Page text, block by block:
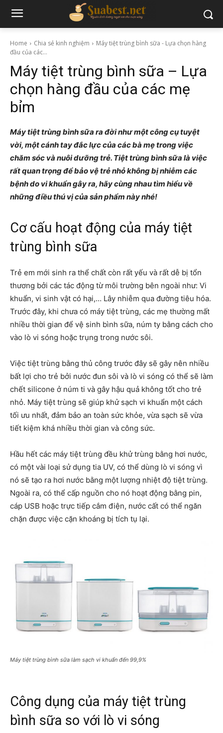
Home Chia sẻ kinh nghiệm
Máy tiệt trùng bình sữa - Lựa chọn hàng
đầu của các...
Máy tiệt trùng bình sữa – Lựa
chọn hàng đầu của các mẹ
bỉm
Máy tiệt trùng bình sữa ra đời như một công cụ tuyệt
vời, một cánh tay đắc lực của các bà mẹ trong việc
chăm sóc và nuôi dưỡng trẻ. Tiệt trùng bình sữa là việc
rất quan trọng để bảo vệ trẻ nhỏ không bị nhiễm các
bệnh do vi khuẩn gây ra, hãy cùng nhau tìm hiểu về
những điều thú vị của sản phẩm này nhé!
Cơ cấu hoạt động của máy tiệt
trùng bình sữa
Trẻ em mới sinh ra thể chất còn rất yếu và rất dễ bị tổn
thương bởi các tác động từ môi trường bên ngoài như: Vi
khuẩn, vi sinh vật có hại,… Lây nhiễm qua đường tiêu hóa.
Trước đây, khi chưa có máy tiệt trùng, các mẹ thường mất
nhiều thời gian để vệ sinh bình sữa, núm ty bằng cách cho
vào lò vi sóng hoặc trụng trong nước sôi.
Việc tiệt trùng bằng thủ công trước đây sẽ gây nên nhiều
bất lợi cho trẻ bởi nước đun sôi và lò vi sóng có thể sẽ làm
chết silicone ở núm ti và gây hậu quả không tốt cho trẻ
nhỏ. Máy tiệt trùng sẽ giúp khử sạch vi khuẩn một cách
tối ưu nhất, đảm bảo an toàn sức khỏe, vừa sạch sẽ vừa
tiết kiệm khá nhiều thời gian và công sức.
Hầu hết các máy tiệt trùng đều khử trùng bằng hơi nước,
có một vài loại sử dụng tia UV, có thể dùng lò vi sóng vì
nó sẽ tạo ra hơi nước bằng một lượng nhiệt độ tiệt trùng.
Ngoài ra, có thể cấp nguồn cho nó hoạt động bằng pin,
cáp USB hoặc trực tiếp cắm điện, nước cất có thể ngăn
chặn được việc cặn khoáng bị tích tụ lại.
Máy tiệt trùng bình sữa làm sạch vi khuẩn đến 99,9%
Công dụng của máy tiệt trùng
bình sữa so với lò vi sóng